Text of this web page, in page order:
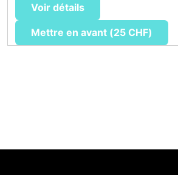
Voir détails
Mettre en avant (25 CHF)